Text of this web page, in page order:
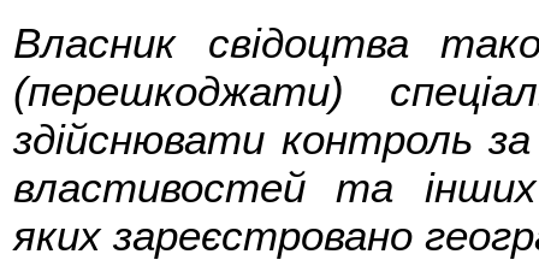
Власник свідоцтва
(перешкоджати)
здійснювати контроль
властивостей та
яких зареєстровано